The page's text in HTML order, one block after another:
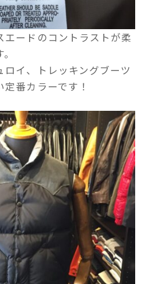
エードのコントラストが柔
イ、トレッキングブーツ
番カラーです！